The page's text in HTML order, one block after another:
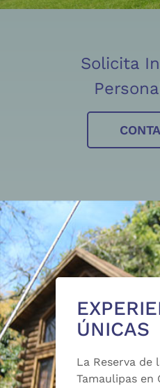
Solicita
ÚNICAS
La Reserva de
Tamaulipas en